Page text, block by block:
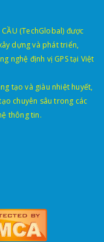
CẦU (TechGlobal) được
dựng và phát triển,
nghệ định vị GPS tại Việt
tạo và giàu nhiệt huyết,
chuyên sâu trong các
thông tin.